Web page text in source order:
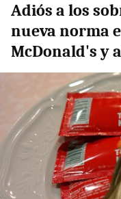
Adiós a los
nueva norma
McDonald's y